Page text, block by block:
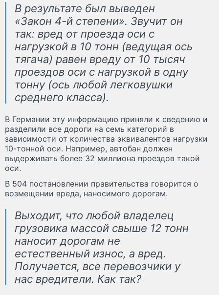
В результате был выведен
«Закон 4-й степени». Звучит он
так: вред от проезда оси с
нагрузкой в 10 тонн (ведущая ось
тягача) равен вреду от 10 тысяч
проездов оси с нагрузкой в одну
тонну (ось любой легковушки
среднего класса).
В Германии эту информацию приняли к сведению и
разделили все дороги на семь категорий в
зависимости от количества эквивалентов нагрузки
10-тонной оси. Например, автобан должен
выдерживать более 32 миллиона проездов такой
оси.
В 504 постановлении правительства говорится о
возмещении вреда, наносимого дорогам.
Выходит, что любой владелец
грузовика массой свыше 12 тонн
наносит дорогам не
естественный износ, а вред.
Получается, все перевозчики у
нас вредители. Как так?